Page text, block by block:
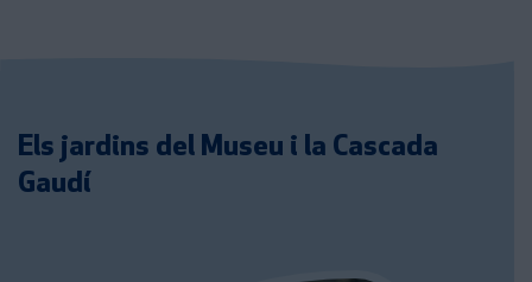
Els jardins del Museu i la Cascada
Gaudí